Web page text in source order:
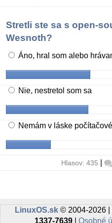
Stretli ste sa s open-
Wesnoth?
Áno, hral som alebo
Nie, nestretol som sa
Nemám v láske
Hlasov: 435
LinuxOS.sk© 2004-2026 |
1337-7639| Osobné